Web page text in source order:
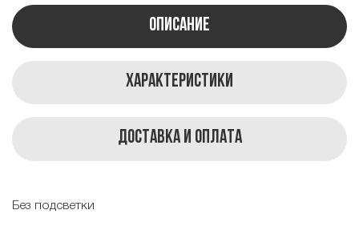
Описание
Характеристики
Доставка и оплата
Без подсветки